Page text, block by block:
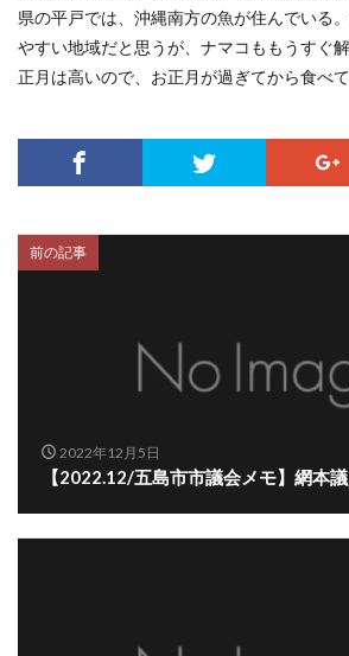
県の平戸では、沖縄南方の魚が住んでいる
やすい地域だと思うが、ナマコももうすぐ
正月は高いので、お正月が過ぎてから食べて
前の記事
2022年12月5日
【2022.12/五島市市議会メモ】網本